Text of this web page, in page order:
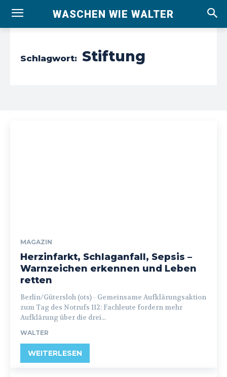
WASCHEN WIE WALTER
Schlagwort: Stiftung
MAGAZIN
Herzinfarkt, Schlaganfall, Sepsis –
Warnzeichen erkennen und Leben
retten
Berlin/Gütersloh (ots) - Gemeinsame Aufklärungsaktion
zum Tag des Notrufs 112: Fachleute fordern mehr
Aufklärung über die drei...
WALTER
WEITERLESEN